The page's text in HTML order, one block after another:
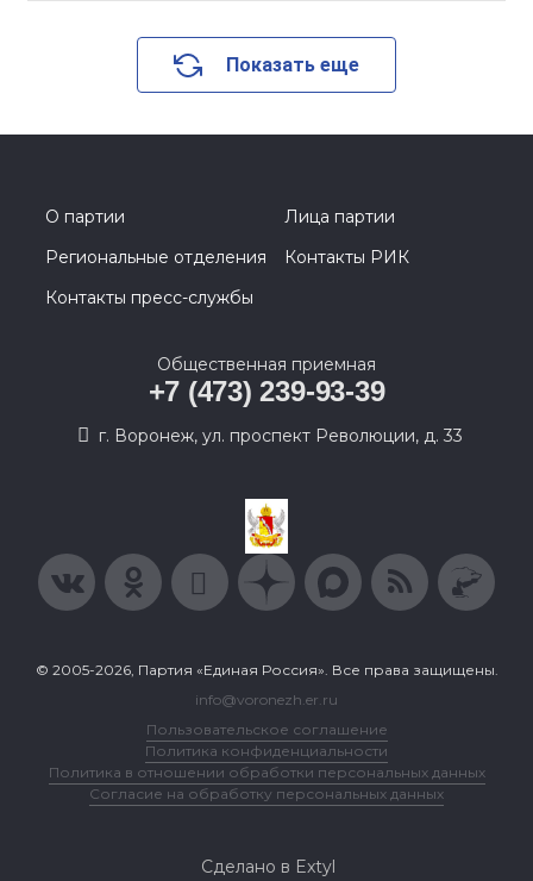
Показать еще
О партии
Лица партии
Региональные отделения
Контакты РИК
Контакты пресс-службы
Общественная приемная
+7 (473) 239-93-39
г. Воронеж, ул. проспект Революции, д. 33
© 2005-2026, Партия «Единая Россия». Все права защищены.
info@voronezh.er.ru
Пользовательское соглашение
Политика конфиденциальности
Политика в отношении обработки персональных данных
Согласие на обработку персональных данных
Сделано в Extyl